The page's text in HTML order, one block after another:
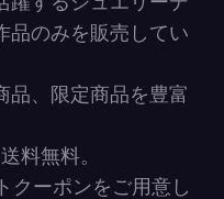
品のみを販売してい
品、限定商品を豊富
料無料。
クーポンをご用意し